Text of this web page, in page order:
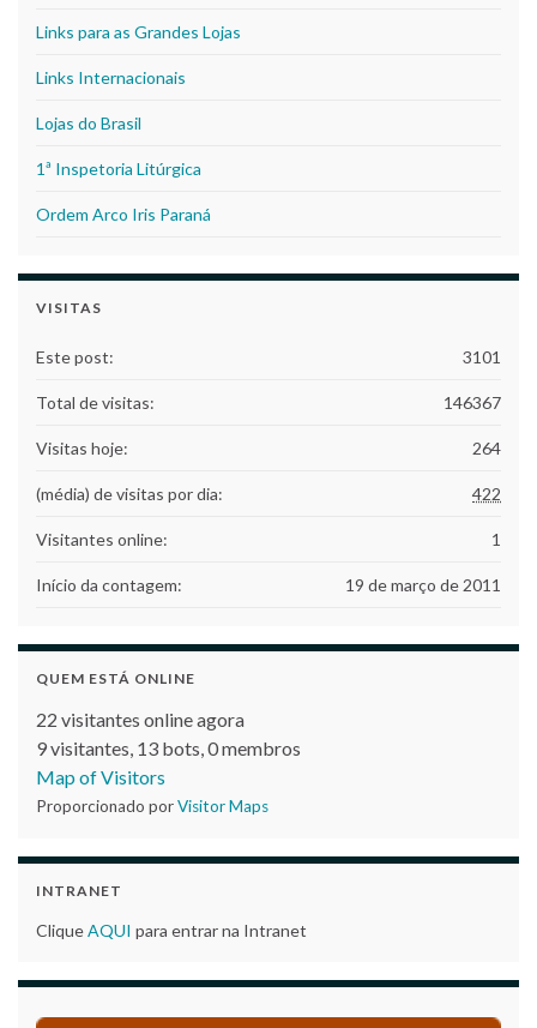
Links para as Grandes Lojas
Links Internacionais
Lojas do Brasil
1ª Inspetoria Litúrgica
Ordem Arco Iris Paraná
VISITAS
3101
Este post:
146367
Total de visitas:
264
Visitas hoje:
422
(média) de visitas por dia:
1
Visitantes online:
19 de março de 2011
Início da contagem:
QUEM ESTÁ ONLINE
22 visitantes online agora
9 visitantes, 13 bots, 0 membros
Map of Visitors
Proporcionado porVisitor Maps
INTRANET
CliqueAQUI para entrar na Intranet